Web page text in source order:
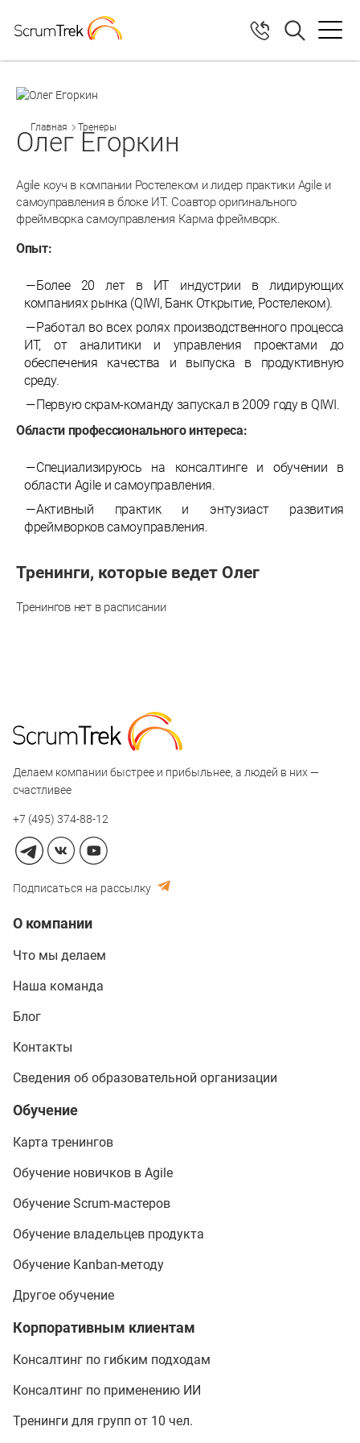
Главная Тренеры
Олег Егоркин
Agile коуч в компании Ростелеком и лидер практики Agile и
самоуправления в блоке ИТ. Соавтор оригинального
фреймворка самоуправления Карма фреймворк.
Опыт:
Более 20 лет в ИТ индустрии в лидирующих
компаниях рынка (QIWI, Банк Открытие, Ростелеком).
Работал во всех ролях производственного процесса
ИТ, от аналитики и управления проектами до
обеспечения качества и выпуска в продуктивную
среду.
Первую скрам-команду запускал в 2009 году в QIWI.
Области профессионального интереса:
Специализируюсь на консалтинге и обучении в
области Agile и самоуправления.
Активный практик и энтузиаст развития
фреймворков самоуправления.
Тренинги, которые ведет Олег
Тренингов нет в расписании
Делаем компании быстрее и прибыльнее, а людей в них —
счастливее
+7 (495) 374-88-12
Подписаться на рассылку
О компании
Что мы делаем
Наша команда
Блог
Контакты
Сведения об образовательной организации
Обучение
Карта тренингов
Обучение новичков в Agile
Обучение Scrum-мастеров
Обучение владельцев продукта
Обучение Kanban-методу
Другое обучение
Корпоративным клиентам
Консалтинг по гибким подходам
Консалтинг по применению ИИ
Тренинги для групп от 10 чел.